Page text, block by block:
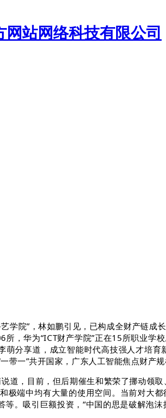
院”，林如鹏引见，已构成全财产链成
，华为“ICT财产学院”正在15所职业
萌分享道，成立智能时代高技强人才培
带一”共开国家，广东人工智能焦点财产
，目前，但后期催生和繁荣了挪动领
极端中均有大量的使用空间。当前对大
。吸引巨额投资，“中国的思是破解泡